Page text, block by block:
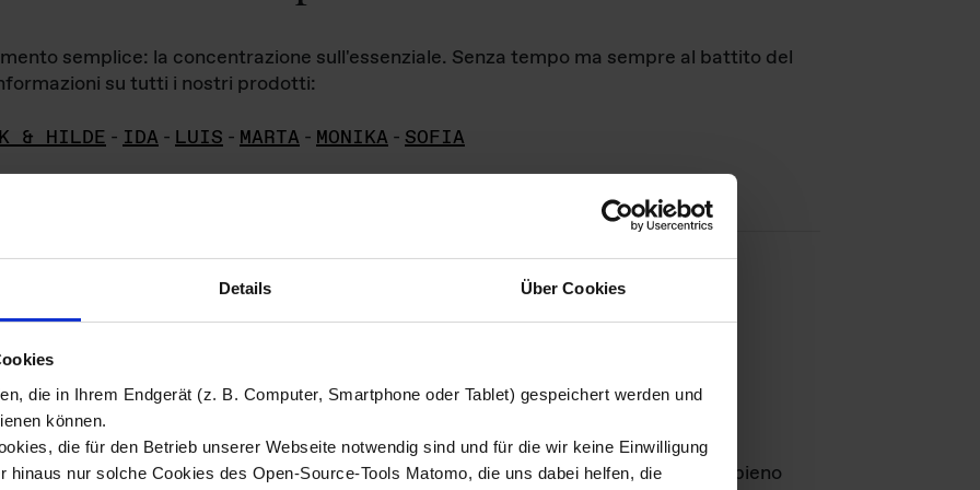
Details Über Cookies
die in Ihrem Endgerät (z. B. Computer, Smartphone oder Tablet) gespeichert werden und
können.
die für den Betrieb unserer Webseite notwendig sind und für die wir keine Einwilligung
hinaus nur solche Cookies des Open-Source-Tools Matomo, die uns dabei helfen, die
semplice: la concentrazione sull'essenziale. Senza tempo ma sempre al battito del
su tutti i nostri prodotti:
& HILDE - IDA - LUIS - MARTA - MONIKA - SOFIA
di immagini
materiale fotografico sono detenuti daDas ganze LebenGmbH e rimangono in pieno